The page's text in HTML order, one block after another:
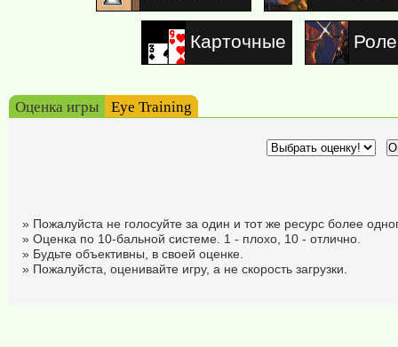
Карточные
Оценка игры Eye Training
» Пожалуйста не голосуйте за один и тот же ресурс более
» Оценка по 10-бальной системе. 1 - плохо, 10 - отлично.
» Будьте объективны, в своей оценке.
» Пожалуйста, оценивайте игру, а не скорость загрузки.